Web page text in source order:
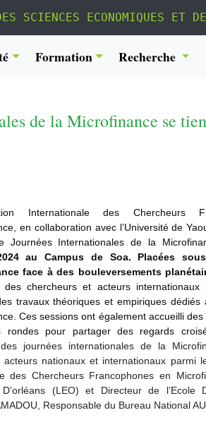
SCIENCES ECONOMIQUES ET
Formation Recherche
de la Microfinance se
Internationale des Chercheurs
en collaboration avec l’Université de
Journées Internationales de la
au Campus de Soa. Placées
face à des bouleversements
chercheurs et acteurs internationaux
travaux théoriques et empiriques dédiés
Ces sessions ont également accueilli
rondes pour partager des regards
journées internationales de la
nationaux et internationaux parmi
des Chercheurs Francophones en
(LEO) et Directeur de l’Ecole
Responsable du Bureau National